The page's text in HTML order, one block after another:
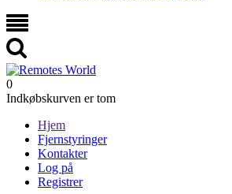
0
Indkøbskurven er tom
Hjem
Fjernstyringer
Kontakter
Log på
Registrer